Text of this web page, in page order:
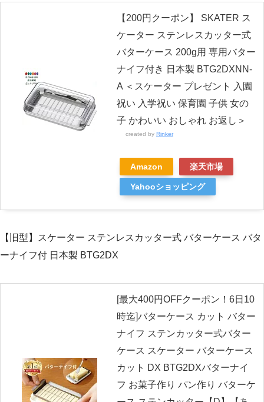
【200円クーポン】 SKATER ス
ケーター ステンレスカッター式
バターケース 200g用 専用バター
ナイフ付き 日本製 BTG2DXNN-
A ＜スケーター プレゼント 入園
祝い 入学祝い 保育園 子供 女の
子 かわいい おしゃれ お返し＞
created by Rinker
Amazon 楽天市場
Yahooショッピング
【旧型】スケーター ステンレスカッター式 バターケース バタ
ーナイフ付 日本製 BTG2DX
[最大400円OFFクーポン！6日10
時迄]バターケース カット バター
ナイフ ステンカッター式バター
ケース スケーター バターケース
カット DX BTG2DXバターナイ
フ お菓子作り パン作り バターケ